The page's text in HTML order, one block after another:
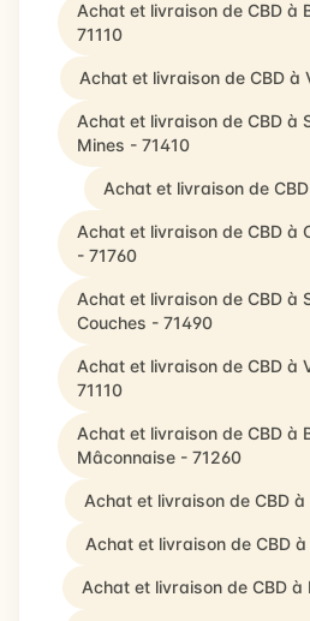
Achat et livraison de CBD à
71110
Achat et livraison de CBD à
Achat et livraison de CBD à
Mines - 71410
Achat et livraison de
Achat et livraison de CBD à
- 71760
Achat et livraison de CBD à
Couches - 71490
Achat et livraison de CBD à
71110
Achat et livraison de CBD à
Mâconnaise - 71260
Achat et livraison de CBD
Achat et livraison de CBD
Achat et livraison de CBD à